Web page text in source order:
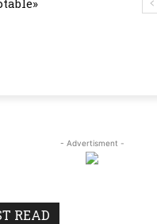
- Advertisment -
READ